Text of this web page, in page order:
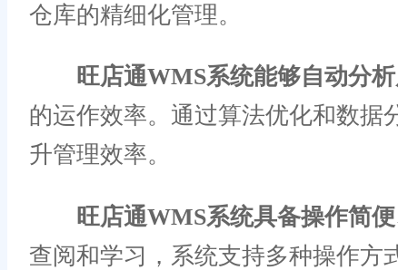
仓库的精细化管理。
旺店通WMS系统能够自动分
的运作效率。通过算法优化和数据
升管理效率。
旺店通WMS系统具备操作简
查阅和学习，系统支持多种操作方